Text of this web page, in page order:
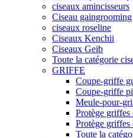
ciseaux amincisseurs
Ciseau gaingrooming
ciseaux roseline
Ciseaux Kenchii
Ciseaux Geib
Toute la catégorie
GRIFFE
Coupe-griffe
Coupe-griffe
Meule-pour-
Protège griffes
Protège griffes
Toute la